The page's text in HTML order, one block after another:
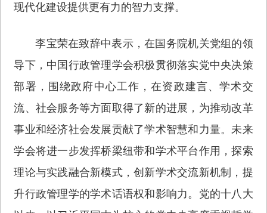
现代化建设提供更有力的智力支撑。
李宝荣在致辞中表示，在国务院机关党组的领
导下，中国行政管理学会积极贯彻落实党中央决策
部署，围绕政府中心工作，在资政建言、学术交
流、社会服务等方面取得了新的进展，为推动改革
事业和经济社会发展贡献了学术智慧和力量。未来
学会将进一步发挥桥梁纽带和学术平台作用，探索
理论与实践融合新模式，创新学术交流新机制，提
升行政管理学的学术话语权和影响力。党的十八大